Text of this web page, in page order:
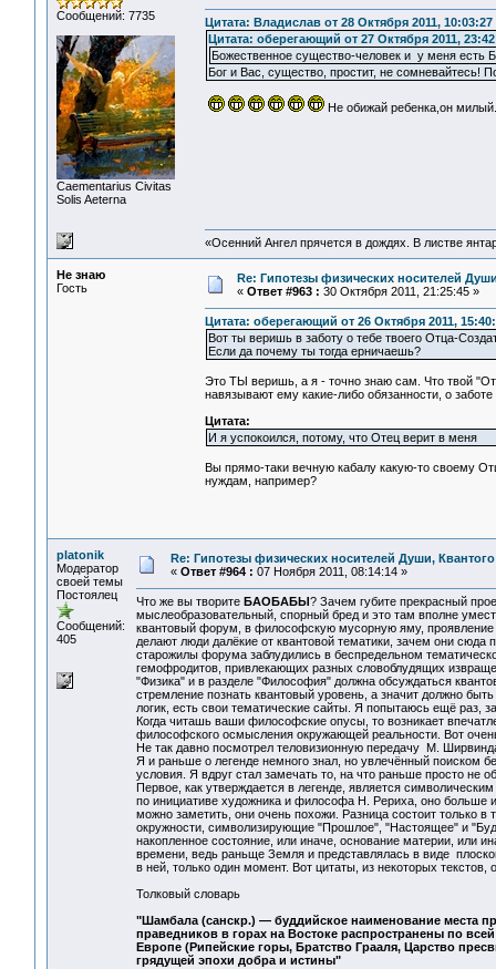
Сообщений: 7735
Сaementarius Civitas
Solis Aeterna
Цитата: Владислав от 28 Октября 2011, 10:03:27
Цитата: оберегающий от 27 Октября 2011,
Божественное существо-человек и у меня
Бог и Вас, существо, простит, не сомневайтесь!
Не обижай ребенка,он
«Осенний Ангел прячется в дождях. В листве
Не знаю
Гость
Re: Гипотезы физических носителей
« Ответ #963 : 30 Октября 2011, 21:25:45 »
Цитата: оберегающий от 26 Октября 2011,
Вот ты веришь в заботу о тебе твоего Отца-
Если да почему ты тогда ерничаешь?
Это ТЫ веришь, а я - точно знаю сам. Что твой
навязывают ему какие-либо обязанности, о
Цитата:
И я успокоился, потому, что Отец верит в меня
Вы прямо-таки вечную кабалу какую-то своему
нуждам, например?
platonik
Модератор
своей темы
Постоялец
Сообщений:
405
Re: Гипотезы физических носителей Души,
« Ответ #964 : 07 Ноября 2011, 08:14:14 »
Что же вы творите БAОБАБЫ ? Зачем губите прекрасный
мыслеобразовательный, спорный бред и это там вполне
квантовый форум, в философскую мусорную яму,
делают люди далёкие от квантовой тематики, зачем они
старожилы форума заблудились в беспредельном
гемофродитов, привлекающих разных словоблудящих
"Физика" и в разделе "Философия" должна обсуждаться
стремление познать квантовый уровень, а значит должно
логик, есть свои тематические сайты. Я попытаюсь ещё раз,
Когда читашь ваши философские опусы, то возникает
философского осмысления окружающей реальности. Вот
Не так давно посмотрел теловизионную передачу М.
Я и раньше о легенде немного знал, но увлечённый поиском
условия. Я вдруг стал замечать то, на что раньше просто не
Первое, как утверждается в легенде, является
по инициативе художника и философа Н. Рериха, оно больше
можно заметить, они очень похожи. Разница состоит только
окружности, символизирующие "Прошлое", "Настоящее" и
накопленное состояние, или иначе, основание материи, или
времени, ведь раньще Земля и представлялась в виде
в ней, только один момент. Вот цитаты, из некоторых текстов,
Толковый словарь
"Шамбала (санскр.) — буддийское наименование места
праведников в горах на Востоке распространены по
Европе (Рипейские горы, Братство Грааля, Царство
грядущей эпохи добра и истины"